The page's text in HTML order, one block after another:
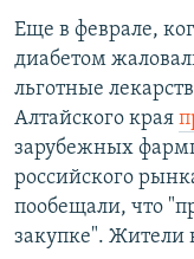
Еще в феврале,
диабетом
льготные
Алтайского края
зарубежных
российского
пообещали, что
закупке". Жители